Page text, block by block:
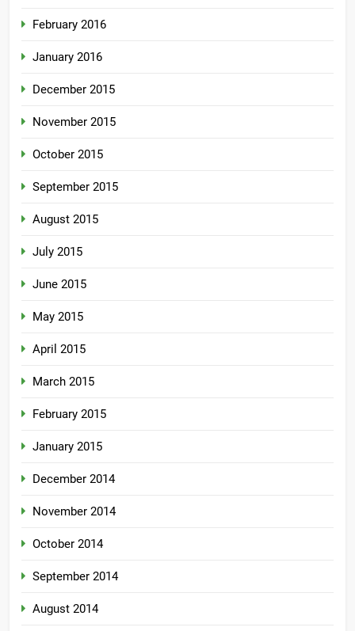
February 2016
January 2016
December 2015
November 2015
October 2015
September 2015
August 2015
July 2015
June 2015
May 2015
April 2015
March 2015
February 2015
January 2015
December 2014
November 2014
October 2014
September 2014
August 2014